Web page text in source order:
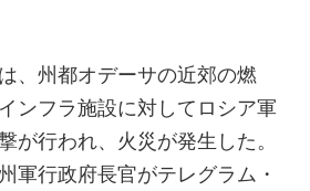
、州都オデーサの近郊の燃
ンフラ施設に対してロシア軍
が行われ、火災が発生した。
軍行政府長官がテレグラム・